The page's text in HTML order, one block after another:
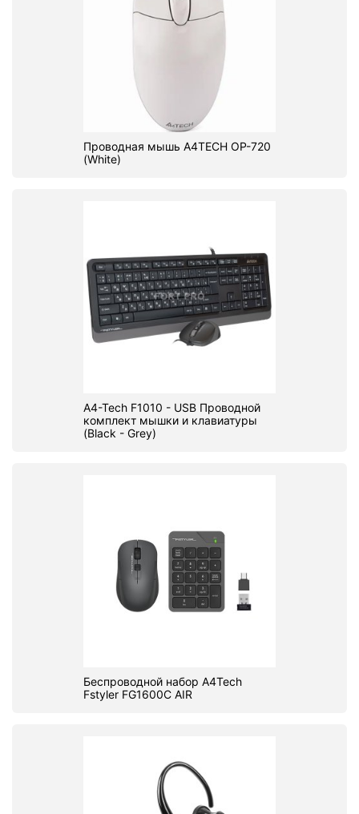
Проводная мышь A4TECH OP-720
(White)
A4-Tech F1010 - USB Проводной
комплект мышки и клавиатуры
(Black - Grey)
Беспроводной набор A4Tech
Fstyler FG1600C AIR